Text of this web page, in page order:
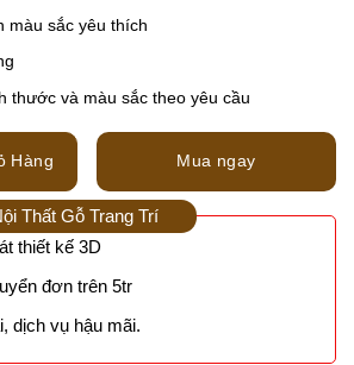
màu sắc yêu thích
thước và màu sắc theo yêu cầu
Hàng Mua ngay
Thất Gỗ Trang Trí
thiết kế 3D
đơn trên 5tr
dịch vụ hậu mãi.